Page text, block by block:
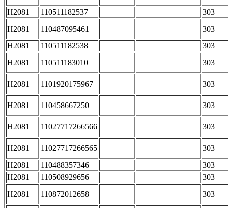
H2081
110511182537
303
H2081
110487095461
303
H2081
110511182538
303
H2081
110511183010 303
H2081 1101920175967 303
H2081 110458667250 303
H2081 11027717266566 303
H2081 11027717266565
303
H2081
110488357346
303
H2081
110508929656
303
H2081
110872012658 303